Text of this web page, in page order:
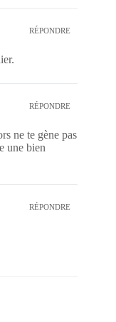
RÉPONDRE
RÉPONDRE
ne te gène pas
une bien
RÉPONDRE